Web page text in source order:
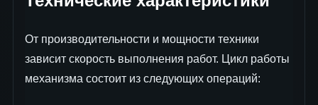
От производительности и мощности техники
зависит скорость выполнения работ. Цикл работы
механизма состоит из следующих операций: